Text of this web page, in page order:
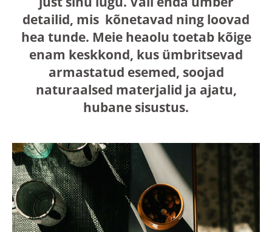
detailid, mis kõnetavad ning loovad
hea tunde. Meie heaolu toetab kõige
enam keskkond, kus ümbritsevad
armastatud esemed, soojad
naturaalsed materjalid ja ajatu,
hubane sisustus.